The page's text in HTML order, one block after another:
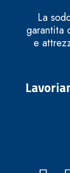
La
garantita
e